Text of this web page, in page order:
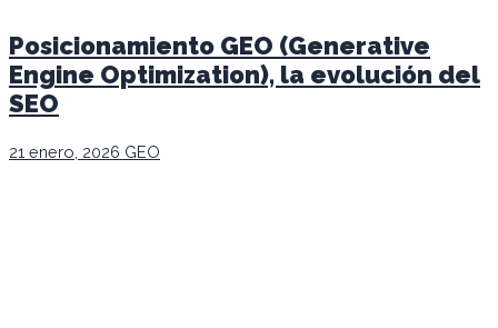
Posicionamiento GEO (Generative
Engine Optimization), la evolución del
SEO
21 enero, 2026 GEO